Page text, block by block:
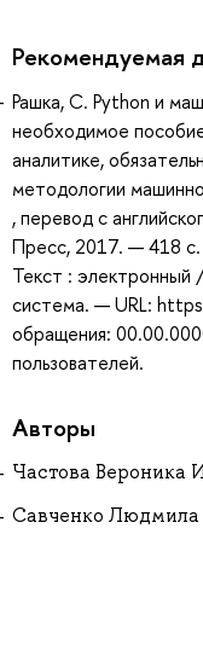
Рекомендуемая
Рашка, С. Python и
необходимое
аналитике,
методологии
, перевод с
Пресс, 2017. — 418
Текст : электронный
система. — URL:
обращения:
пользователей.
Авторы
Частова Вероника
Савченко Людмила